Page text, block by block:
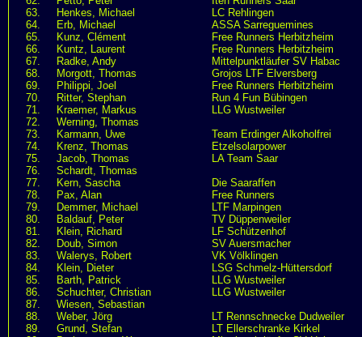
63.
Henkes, Michael
LC Rehlingen
64.
Erb, Michael
ASSA Sarreguemines
65.
Kunz, Clément
Free Runners Herbitzheim
66.
Kuntz, Laurent
Free Runners Herbitzheim
67.
Radke, Andy
Mittelpunktläufer SV Habac
68.
Morgott, Thomas
Grojos LTF Elversberg
69.
Philippi, Joel
Free Runners Herbitzheim
70.
Ritter, Stephan
Run 4 Fun Bübingen
71.
Kraemer, Markus
LLG Wustweiler
72.
Werning, Thomas
73.
Karmann, Uwe
Team Erdinger Alkoholfrei
74.
Krenz, Thomas
Etzelsolarpower
75.
Jacob, Thomas
LA Team Saar
76.
Schardt, Thomas
77.
Kern, Sascha
Die Saaraffen
78.
Pax, Alan
Free Runners
79.
Demmer, Michael
LTF Marpingen
80.
Baldauf, Peter
TV Düppenweiler
81.
Klein, Richard
LF Schützenhof
82.
Doub, Simon
SV Auersmacher
83.
Walerys, Robert
VK Völklingen
84.
Klein, Dieter
LSG Schmelz-Hüttersdorf
85.
Barth, Patrick
LLG Wustweiler
86.
Schuchter, Christian
LLG Wustweiler
87.
Wiesen, Sebastian
88.
Weber, Jörg
LT Rennschnecke Dudweiler
89.
Grund, Stefan
LT Ellerschranke Kirkel